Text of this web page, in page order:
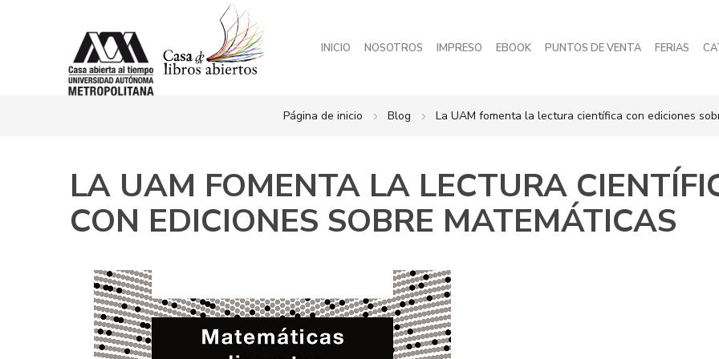
INICIO NOSOTROS IMPRESO EBOOK PUNTOS DE VENTA FERIAS
Página de inicio Blog La UAM fomenta la lectura científica con ediciones
LA UAM FOMENTA LA LECTURA
CON EDICIONES SOBRE MATEMÁTICAS